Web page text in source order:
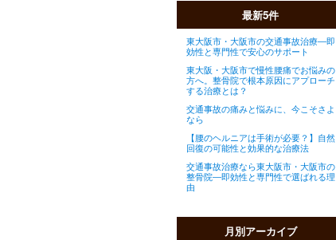
最新5件
東大阪市・大阪市の交通事故治療—即
効性と専門性で安心のサポート
東大阪・大阪市で慢性腰痛でお悩みの
方へ。整骨院で根本原因にアプローチ
する治療とは？
交通事故の痛みと悩みに、今こそさよ
なら
【腰のヘルニアは手術が必要？】自然
回復の可能性と効果的な治療法
交通事故治療なら東大阪市・大阪市の
整骨院—即効性と専門性で選ばれる理
由
月別アーカイブ